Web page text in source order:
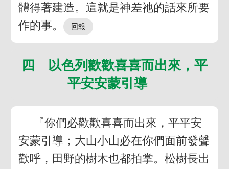
體得著建造。這就是神差祂的話來所要
作的事。
四 以色列歡歡喜喜而出來，平
平安安蒙引導
『你們必歡歡喜喜而出來，平平安
安蒙引導；大山小山必在你們面前發聲
歡呼，田野的樹木也都拍掌。松樹長出